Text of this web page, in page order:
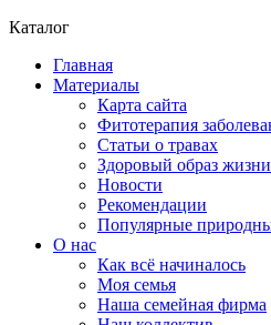
Каталог
Главная
Материалы
Карта сайта
Фитотерапия
Статьи о травах
Здоровый образ жизни
Новости
Рекомендации
Популярные
О нас
Как всё начиналось
Моя семья
Наша семейная фирма